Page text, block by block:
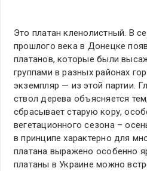
Это платан кленолистный. В
прошлого века в Донецке
платанов, которые были
группами в разных районах
экземпляр — из этой партии.
ствол дерева объясняется
сбрасывает старую кору,
вегетационного сезона –
в принципе характерно для
платана выражено особенно
платаны в Украине можно